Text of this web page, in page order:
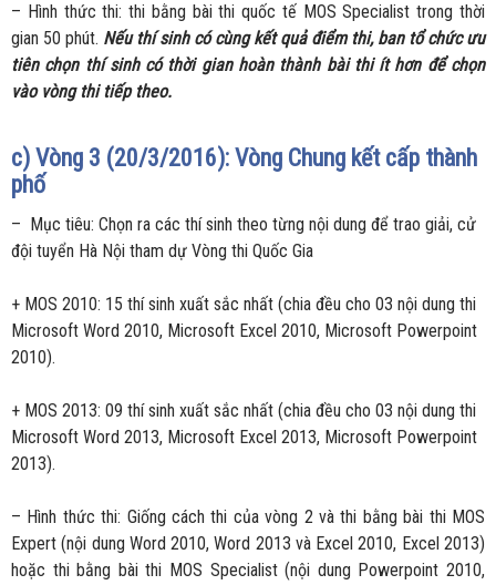
– Hình thức thi: thi bằng bài thi quốc tế MOS Specialist trong thời
gian 50 phút. Nếu thí sinh có cùng kết quả điểm thi, ban tổ chức ưu
tiên chọn thí sinh có thời gian hoàn thành bài thi ít hơn để chọn
vào vòng thi tiếp theo.
c) Vòng 3 (20/3/2016): Vòng Chung kết cấp thành
phố
– Mục tiêu: Chọn ra các thí sinh theo từng nội dung để trao giải, cử
đội tuyển Hà Nội tham dự Vòng thi Quốc Gia
+ MOS 2010: 15 thí sinh xuất sắc nhất (chia đều cho 03 nội dung thi
Microsoft Word 2010, Microsoft Excel 2010, Microsoft Powerpoint
2010).
+ MOS 2013: 09 thí sinh xuất sắc nhất (chia đều cho 03 nội dung thi
Microsoft Word 2013, Microsoft Excel 2013, Microsoft Powerpoint
2013).
– Hình thức thi: Giống cách thi của vòng 2 và thi bằng bài thi MOS
Expert (nội dung Word 2010, Word 2013 và Excel 2010, Excel 2013)
hoặc thi bằng bài thi MOS Specialist (nội dung Powerpoint 2010,